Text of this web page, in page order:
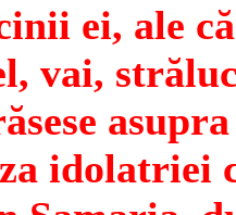
ei, ale
vai,
idolatriei